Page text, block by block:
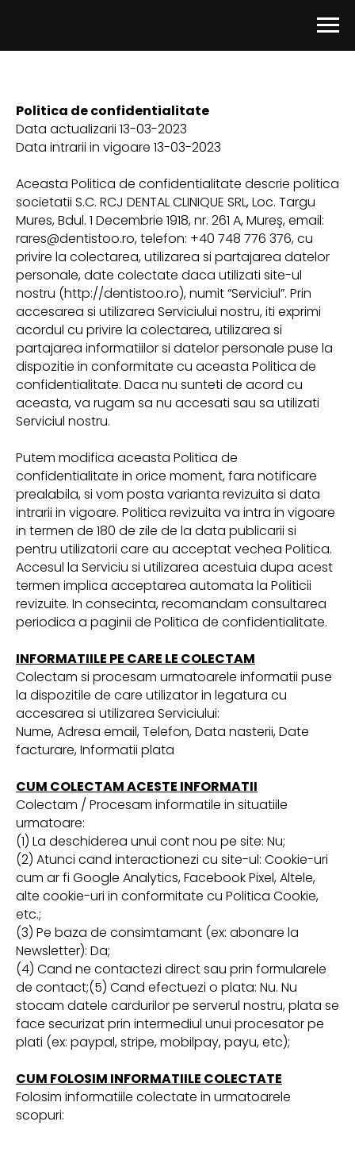
Politica de confidentialitate
Data actualizarii 13-03-2023
Data intrarii in vigoare 13-03-2023
Aceasta Politica de confidentialitate descrie politica
societatii S.C. RCJ DENTAL CLINIQUE SRL, Loc. Targu
Mures, Bdul. 1 Decembrie 1918, nr. 261 A, Mureș, email:
rares@dentistoo.ro, telefon: +40 748 776 376, cu
privire la colectarea, utilizarea si partajarea datelor
personale, date colectate daca utilizati site-ul
nostru (http://dentistoo.ro), numit “Serviciul”. Prin
accesarea si utilizarea Serviciului nostru, iti exprimi
acordul cu privire la colectarea, utilizarea si
partajarea informatiilor si datelor personale puse la
dispozitie in conformitate cu aceasta Politica de
confidentialitate. Daca nu sunteti de acord cu
aceasta, va rugam sa nu accesati sau sa utilizati
Serviciul nostru.
Putem modifica aceasta Politica de
confidentialitate in orice moment, fara notificare
prealabila, si vom posta varianta revizuita si data
intrarii in vigoare. Politica revizuita va intra in vigoare
in termen de 180 de zile de la data publicarii si
pentru utilizatorii care au acceptat vechea Politica.
Accesul la Serviciu si utilizarea acestuia dupa acest
termen implica acceptarea automata la Politicii
revizuite. In consecinta, recomandam consultarea
periodica a paginii de Politica de confidentialitate.
INFORMATIILE PE CARE LE COLECTAM
Colectam si procesam urmatoarele informatii puse
la dispozitile de care utilizator in legatura cu
accesarea si utilizarea Serviciului:
Nume, Adresa email, Telefon, Data nasterii, Date
facturare, Informatii plata
CUM COLECTAM ACESTE INFORMATII
Colectam / Procesam informatile in situatiile
urmatoare:
(1) La deschiderea unui cont nou pe site: Nu;
(2) Atunci cand interactionezi cu site-ul: Cookie-uri
cum ar fi Google Analytics, Facebook Pixel, Altele,
alte cookie-uri in conformitate cu Politica Cookie,
etc.;
(3) Pe baza de consimtamant (ex: abonare la
Newsletter): Da;
(4) Cand ne contactezi direct sau prin formularele
de contact;(5) Cand efectuezi o plata: Nu. Nu
stocam datele cardurilor pe serverul nostru, plata se
face securizat prin intermediul unui procesator pe
plati (ex: paypal, stripe, mobilpay, payu, etc);
CUM FOLOSIM INFORMATIILE COLECTATE
Folosim informatiile colectate in urmatoarele
scopuri: